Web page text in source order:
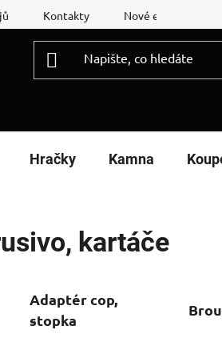
Kontakty Nové energetické
Hračky Kamna
kartáče
Adaptér cop,
stopka